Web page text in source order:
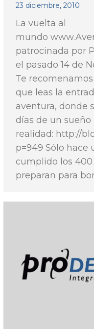
23 diciembre, 2010
La vuelta al
mundo
patrocinada por
el pasado 14 de
Te
que leas la
aventura, donde
días de un sueño
realidad: http://
p=949 Sólo hace
cumplido los
preparan para